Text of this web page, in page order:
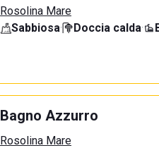
Rosolina Mare
Sabbiosa· Doccia calda·
Bagno Azzurro
Rosolina Mare